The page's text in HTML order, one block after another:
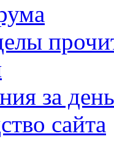
за день
сайта